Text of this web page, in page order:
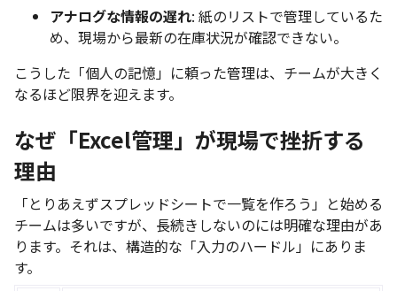
アナログな情報の遅れ: 紙のリストで管理しているた
め、現場から最新の在庫状況が確認できない。
こうした「個人の記憶」に頼った管理は、チームが大きく
なるほど限界を迎えます。
なぜ「Excel管理」が現場で挫折する
理由
「とりあえずスプレッドシートで一覧を作ろう」と始める
チームは多いですが、長続きしないのには明確な理由があ
ります。それは、構造的な「入力のハードル」にありま
す。